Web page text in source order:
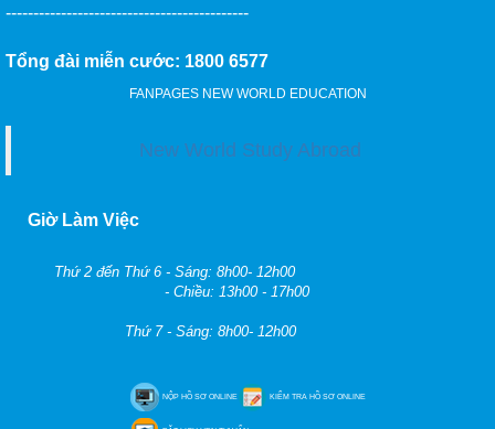
--------------------------------------------
Tổng đài miễn cước: 1800 6577
FANPAGES NEW WORLD EDUCATION
New World Study Abroad
Giờ Làm Việc
Thứ 2 đến Thứ 6 - Sáng: 8h00- 12h00
- Chiều: 13h00 - 17h00
Thứ 7 - Sáng: 8h00- 12h00
NỘP HỒ SƠ ONLINE KIỂM TRA HỒ SƠ ONLINE